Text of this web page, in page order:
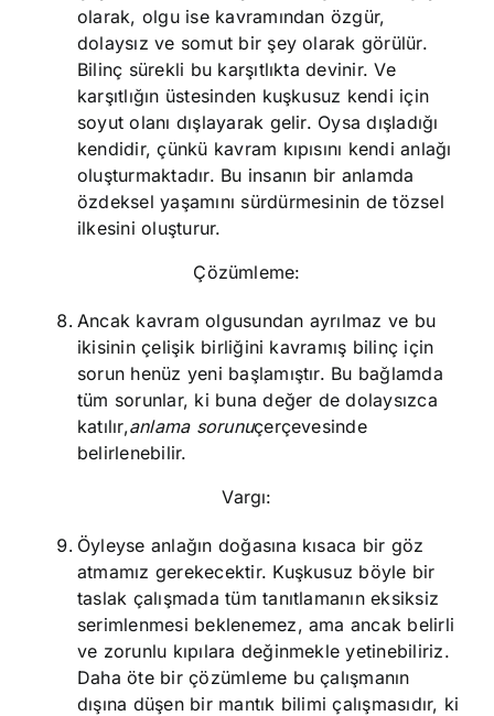
olarak, olgu ise kavramından özgür,
dolaysız ve somut bir şey olarak görülür.
Bilinç sürekli bu karşıtlıkta devinir. Ve
karşıtlığın üstesinden kuşkusuz kendi için
soyut olanı dışlayarak gelir. Oysa dışladığı
kendidir, çünkü kavram kıpısını kendi anlağı
oluşturmaktadır. Bu insanın bir anlamda
özdeksel yaşamını sürdürmesinin de tözsel
ilkesini oluşturur.
Çözümleme:
Ancak kavram olgusundan ayrılmaz ve bu
ikisinin çelişik birliğini kavramış bilinç için
sorun henüz yeni başlamıştır. Bu bağlamda
tüm sorunlar, ki buna değer de dolaysızca
katılır,anlama sorunuçerçevesinde
belirlenebilir.
Vargı:
Öyleyse anlağın doğasına kısaca bir göz
atmamız gerekecektir. Kuşkusuz böyle bir
taslak çalışmada tüm tanıtlamanın eksiksiz
serimlenmesi beklenemez, ama ancak belirli
ve zorunlu kıpılara değinmekle yetinebiliriz.
Daha öte bir çözümleme bu çalışmanın
dışına düşen bir mantık bilimi çalışmasıdır, ki